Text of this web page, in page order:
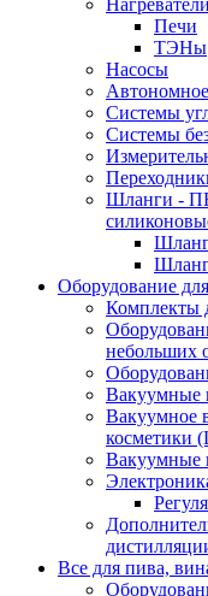
Печи
ТЭНы
Насосы
Системы
Системы
Шланги -
Оборудование
Комплекты
небольших
Вакуумные
Вакуумное
косметики
Вакуумные
Все для пива,